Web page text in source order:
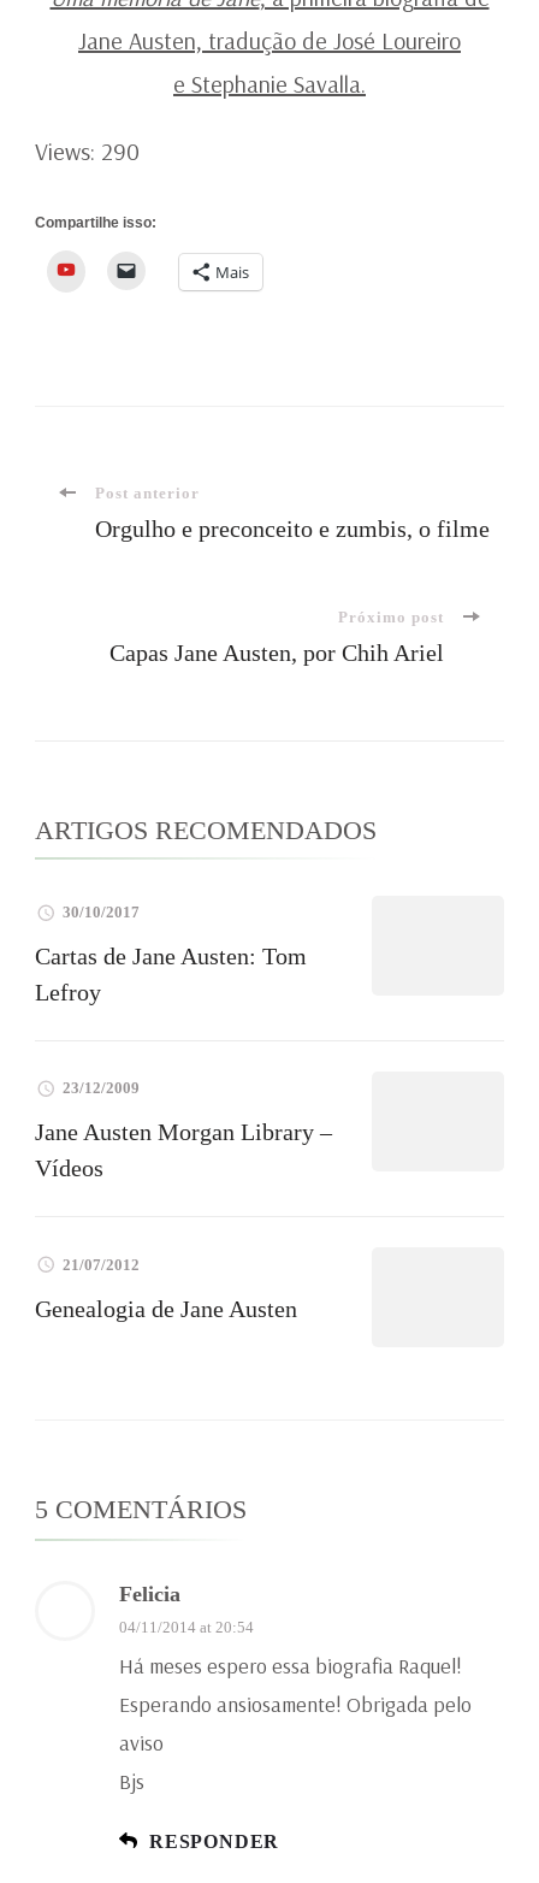
Jane Austen, tradução de José Loureiro
e Stephanie Savalla.
Views: 290
Compartilhe isso:
YouTube Mais
Navegação
post
Post anterior
Orgulho e preconceito e zumbis, o filme
Próximo post
Capas Jane Austen, por Chih Ariel
ARTIGOS RECOMENDADOS
30/10/2017
Cartas de Jane Austen: Tom
Lefroy
23/12/2009
Jane Austen Morgan Library –
Vídeos
21/07/2012
Genealogia de Jane Austen
5 COMENTÁRIOS
Felicia
04/11/2014 at 20:54
Há meses espero essa biografia Raquel!
Esperando ansiosamente! Obrigada pelo
aviso
Bjs
RESPONDER